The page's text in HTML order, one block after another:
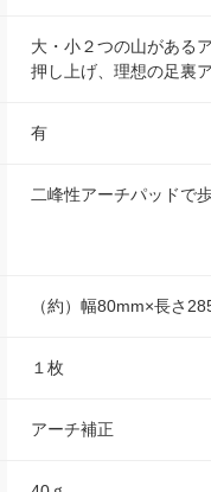
大・小２つの山がある
押し上げ、理想の足裏
有
二峰性アーチパッドで
（約）幅80mm×長さ
１枚
アーチ補正